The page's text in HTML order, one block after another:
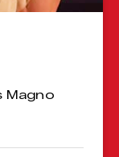
Magno